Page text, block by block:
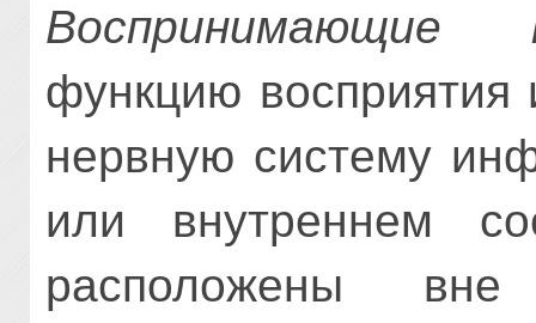
Воспринимающие
функцию восприятия
нервную систему
или внутреннем
расположены вне